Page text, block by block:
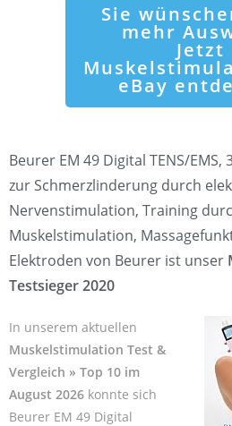
Sie
mehr
Jetzt
eBay
Beurer EM 49 Digital TENS/
zur Schmerzlinderung durch
Nervenstimulation, Training
Muskelstimulation,
Elektroden von Beurer ist unser
Testsieger 2020
In unserem aktuellen
Muskelstimulation Test &
Vergleich » Top 10 im
August 2026 konnte sich
Beurer EM 49 Digital